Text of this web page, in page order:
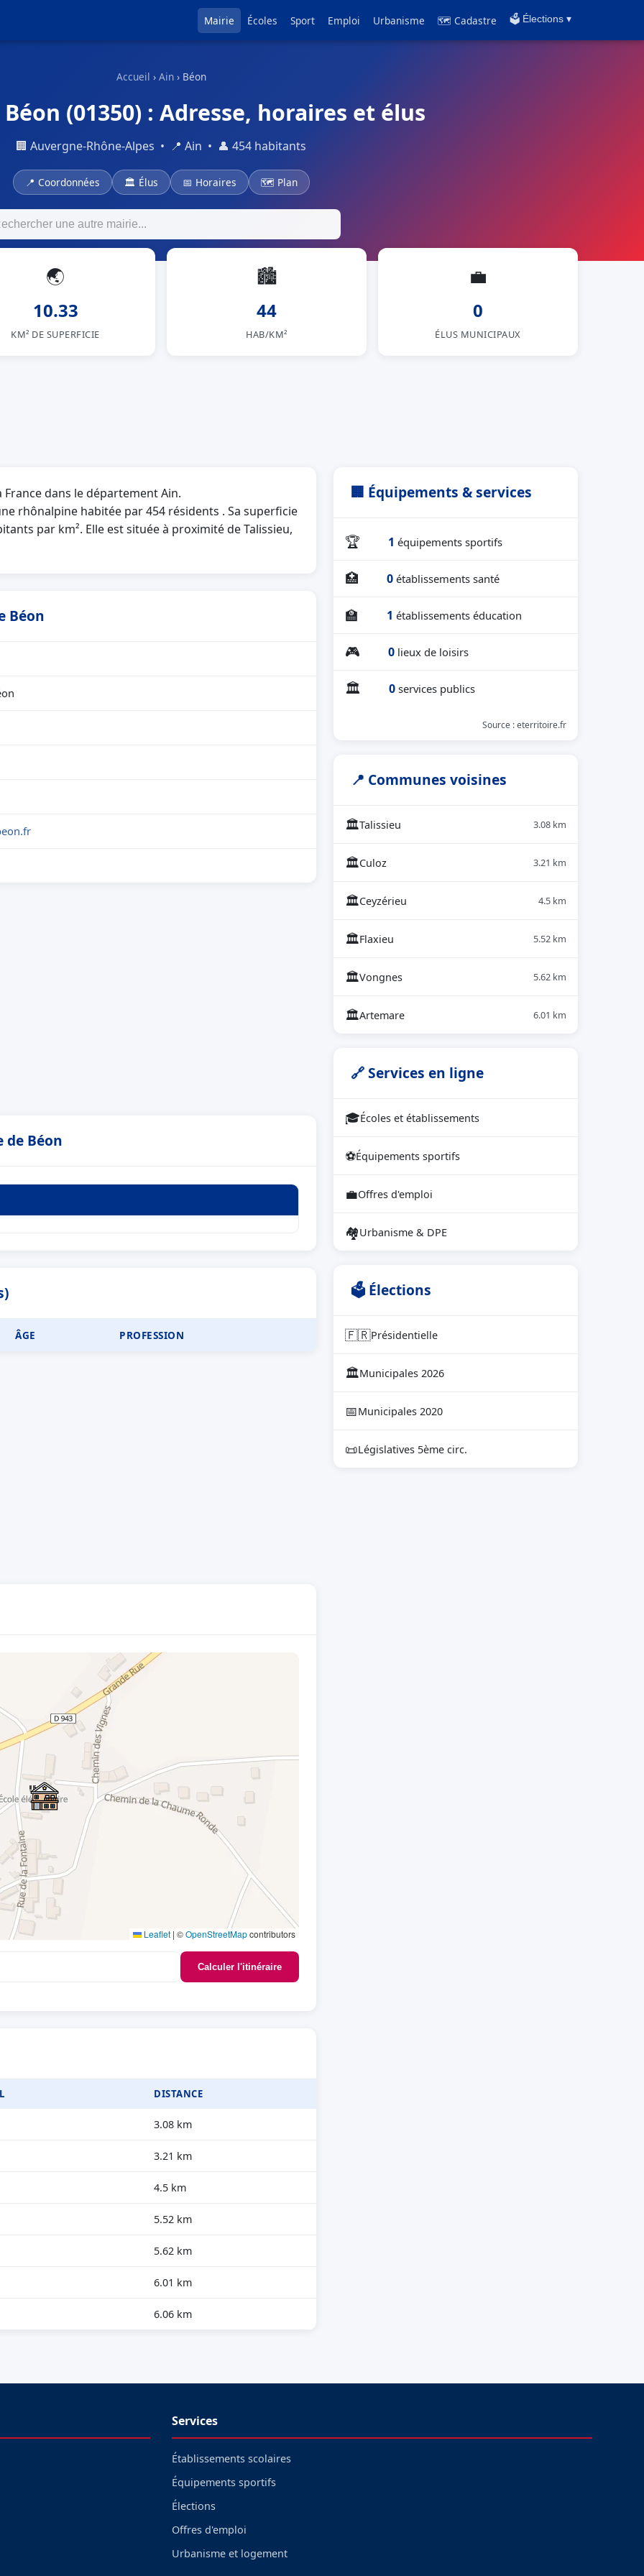
Mairie Écoles Sport Emploi Urbanisme 🗺 Cadastre 🗳️ Élections ▾
Accueil › Ain› Béon
(01350) : Adresse, horaires et élus
🏢 Auvergne-Rhône-Alpes • 📍 Ain • 👤 454 habitants
📍 Coordonnées 🏛 Élus 📅 Horaires 🗺 Plan
🌏
10.33
KM² DE SUPERFICIE
🏙
44
HAB/KM²
💼
0
ÉLUS MUNICIPAUX
dans le département Ain.
rhônalpine habitée par 454 résidents . Sa superficie
par km². Elle est située à proximité de Talissieu,
Béon
Béon
ÂGE PROFESSION
Leaflet | ©OpenStreetMapcontributors
Calculer l'itinéraire
DISTANCE
3.08 km
3.21 km
4.5 km
5.52 km
5.62 km
6.01 km
6.06 km
🏢 Équipements & services
🏆 1 équipements sportifs
🏥 0 établissements santé
🏫 1 établissements éducation
🎮 0 lieux de loisirs
🏛 0 services publics
Source : eterritoire.fr
📍 Communes voisines
🏛Talissieu 3.08 km
🏛Culoz 3.21 km
🏛Ceyzérieu 4.5 km
🏛Flaxieu 5.52 km
🏛Vongnes 5.62 km
🏛Artemare 6.01 km
🔗 Services en ligne
🎓Écoles et établissements
⚽Équipements sportifs
💼Offres d'emploi
🏘Urbanisme & DPE
🗳 Élections
🇫🇷Présidentielle
🏛Municipales 2026
📅Municipales 2020
📜Législatives 5ème circ.
Services
Établissements scolaires
Équipements sportifs
Élections
Offres d'emploi
Urbanisme et logement